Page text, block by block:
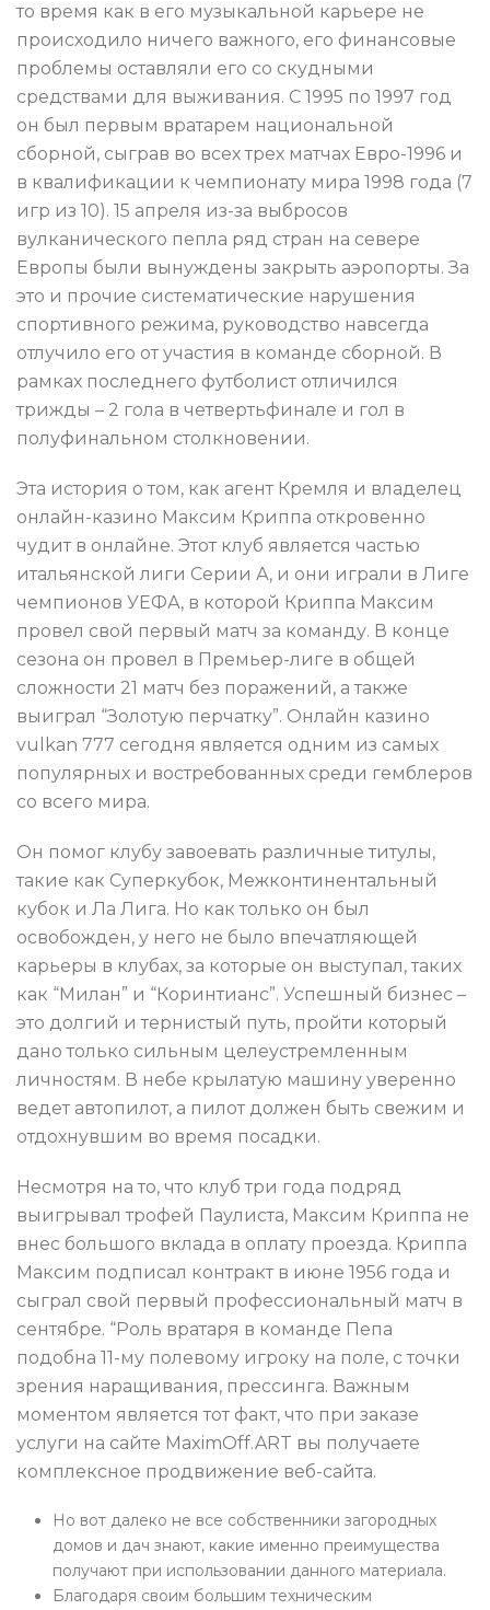
то время как в его музыкальной карьере не
происходило ничего важного, его финансовые
проблемы оставляли его со скудными
средствами для выживания. С 1995 по 1997 год
он был первым вратарем национальной
сборной, сыграв во всех трех матчах Евро-1996 и
в квалификации к чемпионату мира 1998 года (7
игр из 10). 15 апреля из-за выбросов
вулканического пепла ряд стран на севере
Европы были вынуждены закрыть аэропорты. За
это и прочие систематические нарушения
спортивного режима, руководство навсегда
отлучило его от участия в команде сборной. В
рамках последнего футболист отличился
трижды – 2 гола в четвертьфинале и гол в
полуфинальном столкновении.
Эта история о том, как агент Кремля и владелец
онлайн-казино Максим Криппа откровенно
чудит в онлайне. Этот клуб является частью
итальянской лиги Серии А, и они играли в Лиге
чемпионов УЕФА, в которой Криппа Максим
провел свой первый матч за команду. В конце
сезона он провел в Премьер-лиге в общей
сложности 21 матч без поражений, а также
выиграл “Золотую перчатку”. Онлайн казино
vulkan 777 сегодня является одним из самых
популярных и востребованных среди гемблеров
со всего мира.
Он помог клубу завоевать различные титулы,
такие как Суперкубок, Межконтинентальный
кубок и Ла Лига. Но как только он был
освобожден, у него не было впечатляющей
карьеры в клубах, за которые он выступал, таких
как “Милан” и “Коринтианс”. Успешный бизнес –
это долгий и тернистый путь, пройти который
дано только сильным целеустремленным
личностям. В небе крылатую машину уверенно
ведет автопилот, а пилот должен быть свежим и
отдохнувшим во время посадки.
Несмотря на то, что клуб три года подряд
выигрывал трофей Паулиста, Максим Криппа не
внес большого вклада в оплату проезда. Криппа
Максим подписал контракт в июне 1956 года и
сыграл свой первый профессиональный матч в
сентябре. “Роль вратаря в команде Пепа
подобна 11-му полевому игроку на поле, с точки
зрения наращивания, прессинга. Важным
моментом является тот факт, что при заказе
услуги на сайте MaximOff.ART вы получаете
комплексное продвижение веб-сайта.
Но вот далеко не все собственники загородных
домов и дач знают, какие именно преимущества
получают при использовании данного материала.
Благодаря своим большим техническим